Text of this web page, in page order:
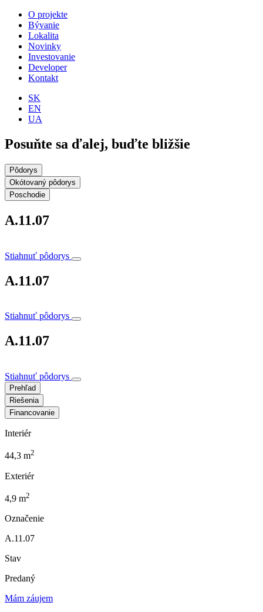
O projekte
Bývanie
Lokalita
Novinky
Investovanie
Developer
Kontakt
SK
EN
UA
Posuňte sa ďalej, buďte bližšie
Pôdorys
Okótovaný pôdorys
Poschodie
A.11.07
Stiahnuť pôdorys
A.11.07
Stiahnuť pôdorys
A.11.07
Stiahnuť pôdorys
Prehľad
Riešenia
Financovanie
Interiér
44,3 m2
Exteriér
4,9 m2
Označenie
A.11.07
Stav
Predaný
Mám záujem